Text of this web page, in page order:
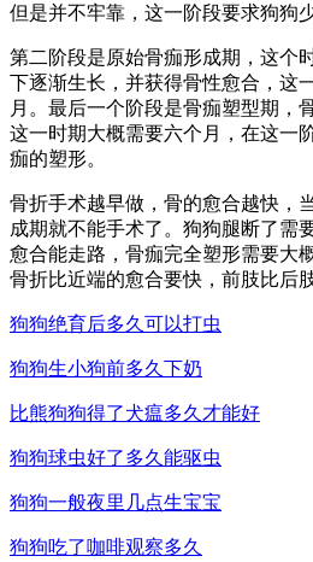
但是并不牢靠，这一阶段要求狗狗
第二阶段是原始骨痂形成期，这个
下逐渐生长，并获得骨性愈合，这
月。最后一个阶段是骨痂塑型期，
这一时期大概需要六个月，在这一
痂的塑形。
骨折手术越早做，骨的愈合越快，
成期就不能手术了。狗狗腿断了需
愈合能走路，骨痂完全塑形需要大
骨折比近端的愈合要快，前肢比后
狗狗绝育后多久可以打虫
狗狗生小狗前多久下奶
比熊狗狗得了犬瘟多久才能好
狗狗球虫好了多久能驱虫
狗狗一般夜里几点生宝宝
狗狗吃了咖啡观察多久